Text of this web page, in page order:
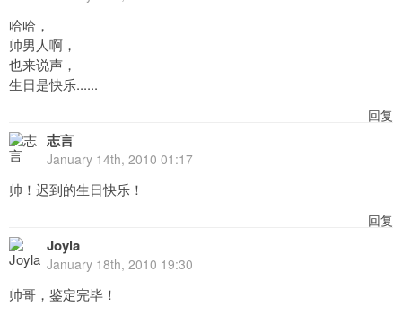
哈哈，
帅男人啊，
也来说声，
生日是快乐......
回复
志言
January 14th, 2010 01:17
帅！迟到的生日快乐！
回复
Joyla
January 18th, 2010 19:30
帅哥，鉴定完毕！